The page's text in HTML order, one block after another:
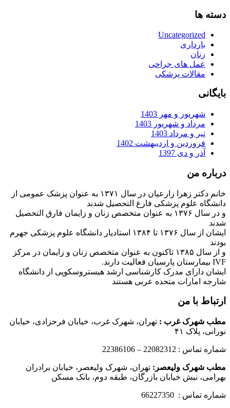
دسته ها
Uncategorized
بارداری
زنان
عمل های جراحی
مقالات پزشکی
بایگانی
شهریور و مهر 1403
مرداد و شهریور 1403
تیر و مرداد 1403
فروردین و اردیبهشت 1402
آذر و دی 1397
درباره من
خانم دکتر زهرا زارعیان در سال ۱۳۷۱ به عنوان پزشک عمومی از
دانشگاه علوم پزشکی فارغ التحصیل شدند
و در سال ۱۳۷۶ به عنوان متخصص زنان و زایمان فارق التحصیل
شدند
ایشان از سال ۱۳۷۶ تا ۱۳۸۴ استادیار دانشگاه علوم پزشکی جهرم
بودند
و از سال ۱۳۸۵ تاکنون به عنوان متخصص زنان و زایمان در مرکز
IVF بیمارستان پارسیان فعالیت دارند.
ایشان دارای مدرک کارشناسی ارشد هیستروسکوپی از دانشگاه
شارجه امارات متحده عربی هستند
ارتباط با من
مطب شهرک غرب : تهران، شهرک غرب، خیابان فرحزادی، خیابان
نورانی، پلاک ۴۱
شماره تماس : 22082312 – 22386106
مطب شهرک ولیعصر: تهران، شهرک ولیعصر، خیابان برادران
بهرامی، نبش خیابان بازرگان، طبقه دوم، بانک مسکن
شماره تماس : 66227350